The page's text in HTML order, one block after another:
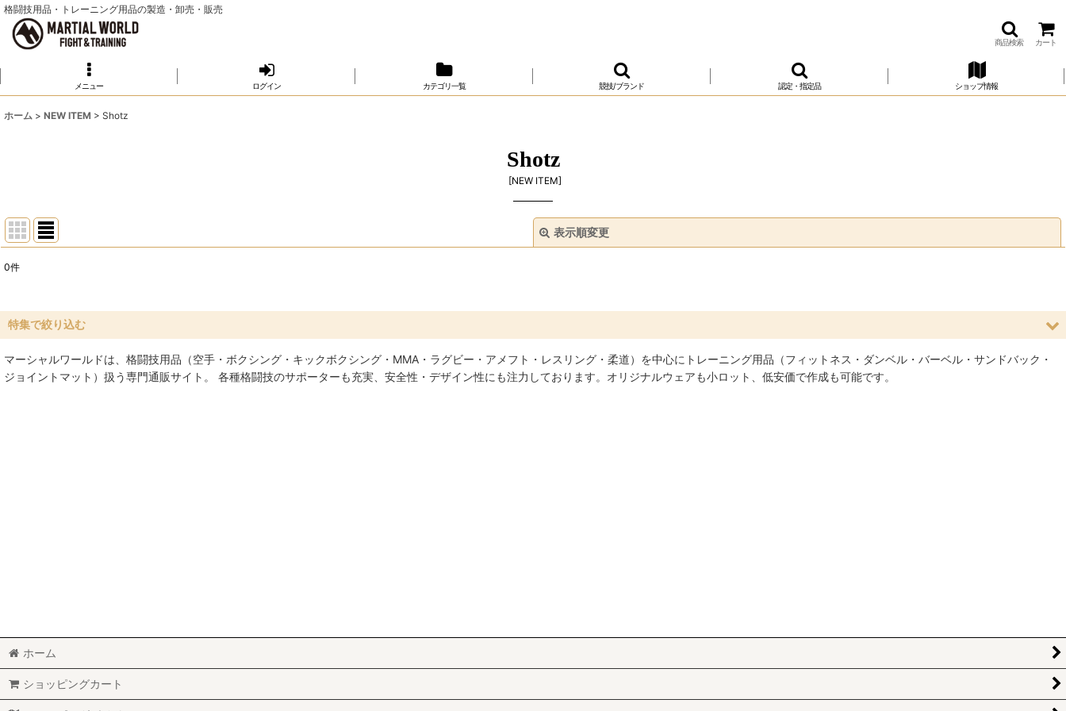
格闘技用品・トレーニング用品の製造・卸売・販売
商品検索 カート
メニュー ログイン カテゴリ一覧 競技/ブランド 認定・指定品 ショップ情報
ホーム > NEW ITEM > Shotz
Shotz
[NEW ITEM]
表示順変更
並び順:
絞り込む
0件
特集で絞り込む
空手
レスリング
RUGBY
MARTIAL WORLD
マーシャルワールドは、格闘技用品（空手・ボクシング・キックボクシング・MMA・ラグビー・アメフト・レスリング・柔道）を中心にトレーニング用品（フィットネス・ダンベル・バーベル・サンドバック・
ジョイントマット）扱う専門通販サイト。 各種格闘技のサポーターも充実、安全性・デザイン性にも注力しております。オリジナルウェアも小ロット、低安価で作成も可能です。
ホーム
ショッピングカート